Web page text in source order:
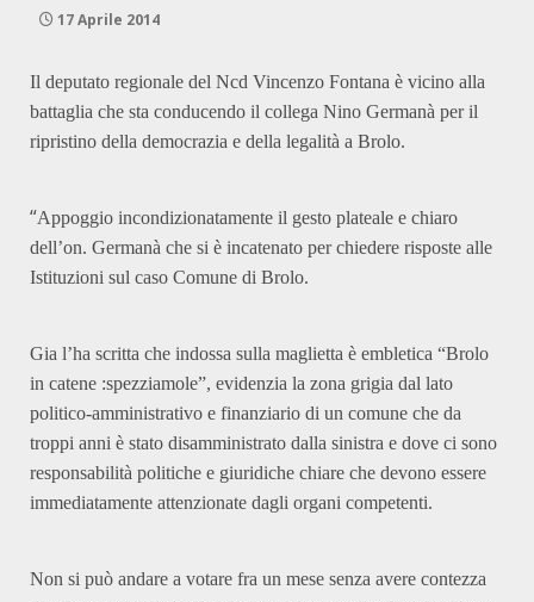
17 Aprile 2014
Il deputato regionale del Ncd Vincenzo Fontana è vicino alla
battaglia che sta conducendo il collega Nino Germanà per il
ripristino della democrazia e della legalità a Brolo.
“Appoggio incondizionatamente il gesto plateale e chiaro
dell’on. Germanà che si è incatenato per chiedere risposte alle
Istituzioni sul caso Comune di Brolo.
Gia l’ha scritta che indossa sulla maglietta è embletica “Brolo
in catene :spezziamole”, evidenzia la zona grigia dal lato
politico-amministrativo e finanziario di un comune che da
troppi anni è stato disamministrato dalla sinistra e dove ci sono
responsabilità politiche e giuridiche chiare che devono essere
immediatamente attenzionate dagli organi competenti.
Non si può andare a votare fra un mese senza avere contezza